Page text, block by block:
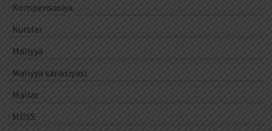
Kompensasiya
Kurslar
Maliyyə
Maliyyə sanksiyası
Mallar
MDSS